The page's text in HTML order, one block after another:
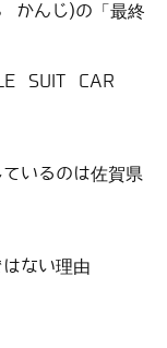
かんじ)の「最終
SUIT CAR
いるのは佐賀県
ない理由